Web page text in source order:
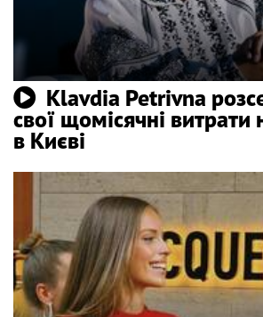
Klavdia Petrivna
свої щомісячні витрати
в Києві